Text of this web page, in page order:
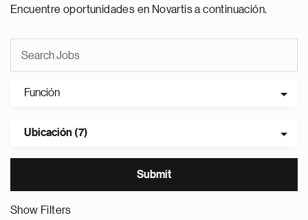
Encuentre oportunidades en Novartis a continuación.
Función
Ubicación (7)
Show Filters